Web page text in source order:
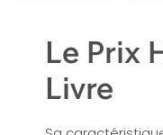
Le Prix
Livre